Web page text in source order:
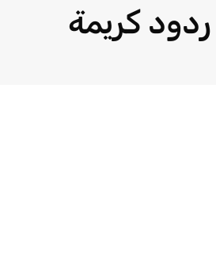
ردود كريمة